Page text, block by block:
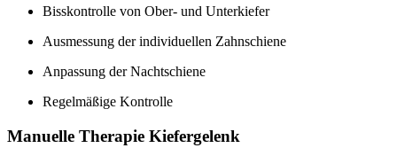
Bisskontrolle von Ober- und Unterkiefer
Ausmessung der individuellen Zahnschiene
Anpassung der Nachtschiene
Regelmäßige Kontrolle
Manuelle Therapie Kiefergelenk